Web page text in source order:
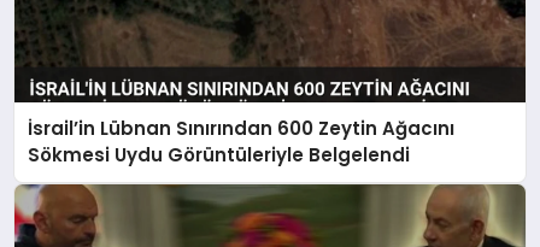
İsrail’in Lübnan Sınırından 600 Zeytin Ağacını
Sökmesi Uydu Görüntüleriyle Belgelendi